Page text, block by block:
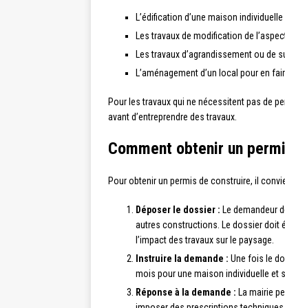
L’édification d’une maison
Les travaux de modification de
Les travaux d’agrandissement ou de
L’aménagement d’un local pour en
Pour les travaux qui ne nécessitent pas de
avant d’entreprendre des travaux.
Comment obtenir un
Pour obtenir un permis de construire, il
Déposer le dossier : Le demandeur
autres constructions. Le dossier doit
l’impact des travaux sur le paysage.
Instruire la demande : Une fois le
mois pour une maison individuelle et
Réponse à la demande : La mairie